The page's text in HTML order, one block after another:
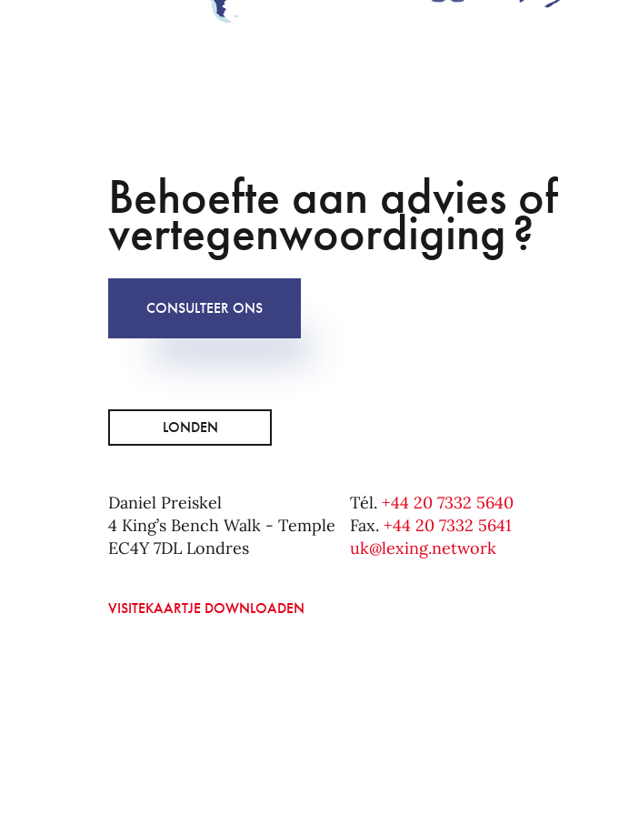
Behoefte aan advies of
vertegenwoordiging ?
CONSULTEER ONS
LONDEN
Daniel Preiskel
4 King’s Bench Walk - Temple
EC4Y 7DL Londres
Tél. +44 20 7332 5640
Fax. +44 20 7332 5641
uk@lexing.network
VISITEKAARTJE DOWNLOADEN